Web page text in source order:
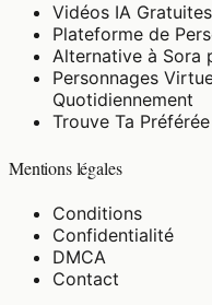
Vidéos IA Gratuites
Plateforme de
Alternative à Sora
Personnages
Quotidiennement
Trouve Ta
Mentions légales
Conditions
Confidentialité
DMCA
Contact